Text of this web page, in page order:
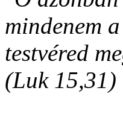
mindenem
testvéred
(Luk 15,31)